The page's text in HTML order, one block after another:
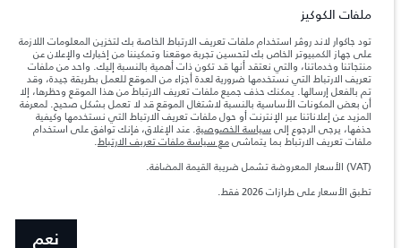
تعكس الأوزان المذكورة مواصفات السيارة القياسية. سوف تؤثر الإكسسوارات وغيرها من
العناصر المثبتة بعد نقطة التصنيع في الحمولة. تأكد من عدم تجاوز الوزن الإجمالي للسيارة
والحمولة.
المعلومات والمواصفات والأسعار والألوان المذكورة على هذا الموقع قد تختلف من بلد إلى
آخر، كما أنّها قد تتغير بدون إشعار مسبق. الرجاء التواصل مع وكيلنا المحلي للتأكد من توفّرها
والتحقق من الأسعار.
ملاحظة مهمة حول الصور والمواصفات. إن النقص العالمي في أشباه الموصلات يؤثر حاليًا
في مواصفات تصميم السيارات وتوفر الخيارات وتوقيتات التصاميم. هذا ظرف ديناميكي
للغاية، ونتيجة لذلك، قد لا تمثّل الصور المستخدَمة ضمن موقع الويب حاليًا المواصفات الحالية
بالكامل بالنسبة إلى الميزات والخيارات والحلية ومجموعات الألوان. يرجى استشارة وكيلك الذي
سيتمكّن من تأكيد أي تقييدات حالية معك للسماح لك باتخاذ قرار مدروس
الأرقام المقدمة هي نتيجة لاختبارات المصنع الرسمية وفقاً لتشريعات الاتحاد الأوروبي. قد
ملفات الكوكيز
تود جاكوار لاند روڤر استخدام ملفات تعريف الارتباط الخاصة بك لتخزين المعلومات اللازمة
على جهاز الكمبيوتر الخاص بك لتحسين تجربة موقعنا وتمكيننا من إخبارك والإعلان عن
منتجاتنا وخدماتنا، والتي نعتقد أنها قد تكون ذات أهمية بالنسبة إليك. واحد من ملفات
تعريف الارتباط التي نستخدمها ضرورية لعدة أجزاء من الموقع للعمل بطريقة جيدة، وقد
تم بالفعل إرسالها. يمكنك حذف جميع ملفات تعريف الارتباط من هذا الموقع وحظرها، إلا
أن بعض المكونات الأساسية بالنسبة لاشتغال الموقع قد لا تعمل بشكل صحيح. لمعرفة
المزيد عن إعلاناتنا عبر الإنترنت أو حول ملفات تعريف الارتباط التي نستخدمها وكيفية
حذفها، يرجى الرجوع إلى سياسة الخصوصية. عند الإغلاق، فإنك توافق على استخدام
ملفات تعريف الارتباط بما يتماشىمع سياسة ملفات تعريف الارتباط.
(VAT) الأسعار المعروضة تشمل ضريبة القيمة المضافة.
تطبق الأسعار على طرازات 2026 فقط.
نعم